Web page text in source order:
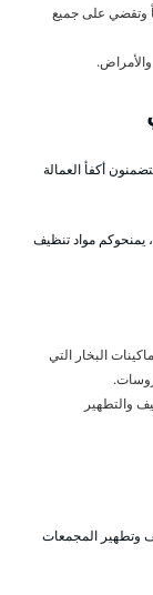
وتقضي على جميع
أكفأ العمالة
يمنحوكم مواد تنظيف
البخار التي
والتطهير
وتطهير المجمعات